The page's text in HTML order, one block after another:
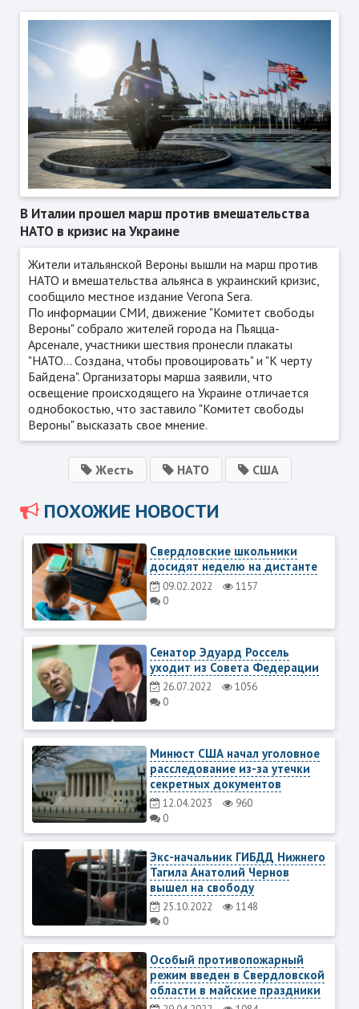
В Италии прошел марш против вмешательства
НАТО в кризис на Украине
Жители итальянской Вероны вышли на марш против
НАТО и вмешательства альянса в украинский кризис,
сообщило местное издание Verona Sera.
По информации СМИ, движение "Комитет свободы
Вероны" собрало жителей города на Пьяцца-
Арсенале, участники шествия пронесли плакаты
"НАТО... Создана, чтобы провоцировать" и "К черту
Байдена". Организаторы марша заявили, что
освещение происходящего на Украине отличается
однобокостью, что заставило "Комитет свободы
Вероны" высказать свое мнение.
Жесть НАТО США
ПОХОЖИЕ НОВОСТИ
Свердловские школьники
досидят неделю на дистанте
09.02.2022
1157
0
Сенатор Эдуард Россель
уходит из Совета Федерации
26.07.2022
1056
0
Минюст США начал уголовное
расследование из-за утечки
секретных документов
12.04.2023
960
0
Экс-начальник ГИБДД Нижнего
Тагила Анатолий Чернов
вышел на свободу
25.10.2022
1148
0
Особый противопожарный
режим введен в Свердловской
области в майские праздники